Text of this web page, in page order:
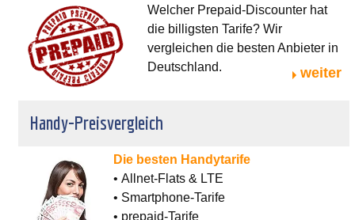
Welcher Prepaid-Discounter hat
die billigsten Tarife? Wir
vergleichen die besten Anbieter in
Deutschland.
weiter
Handy-Preisvergleich
Die besten Handytarife
• Allnet-Flats & LTE
• Smartphone-Tarife
• prepaid-Tarife